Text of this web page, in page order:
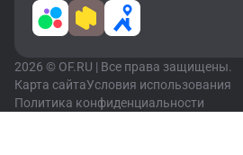
2026 © OF.RU | Все права защищены.
Карта сайтаУсловия использования
Политика конфиденциальности